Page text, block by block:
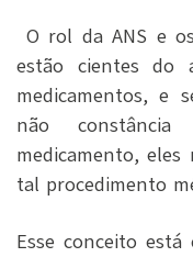
O rol da ANS e
estão cientes do
medicamentos, e
não
medicamento,
tal procedimento
Esse conceito